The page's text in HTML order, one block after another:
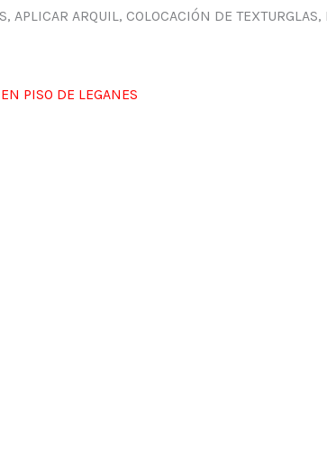
APLICAR ARQUIL, COLOCACIÓN DE TEXTURGLAS,
PISO DE LEGANES